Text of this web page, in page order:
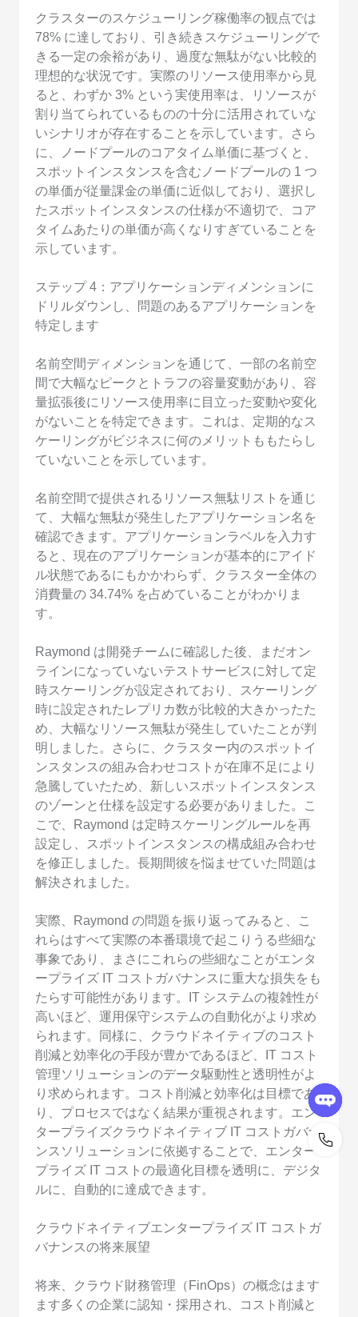
クラスターのスケジューリング稼働率の観点では
78% に達しており、引き続きスケジューリングで
きる一定の余裕があり、過度な無駄がない比較的
理想的な状況です。実際のリソース使用率から見
ると、わずか 3% という実使用率は、リソースが
割り当てられているものの十分に活用されていな
いシナリオが存在することを示しています。さら
に、ノードプールのコアタイム単価に基づくと、
スポットインスタンスを含むノードプールの 1 つ
の単価が従量課金の単価に近似しており、選択し
たスポットインスタンスの仕様が不適切で、コア
タイムあたりの単価が高くなりすぎていることを
示しています。
ステップ 4：アプリケーションディメンションに
ドリルダウンし、問題のあるアプリケーションを
特定します
名前空間ディメンションを通じて、一部の名前空
間で大幅なピークとトラフの容量変動があり、容
量拡張後にリソース使用率に目立った変動や変化
がないことを特定できます。これは、定期的なス
ケーリングがビジネスに何のメリットももたらし
ていないことを示しています。
名前空間で提供されるリソース無駄リストを通じ
て、大幅な無駄が発生したアプリケーション名を
確認できます。アプリケーションラベルを入力す
ると、現在のアプリケーションが基本的にアイド
ル状態であるにもかかわらず、クラスター全体の
消費量の 34.74% を占めていることがわかりま
す。
Raymond は開発チームに確認した後、まだオン
ラインになっていないテストサービスに対して定
時スケーリングが設定されており、スケーリング
時に設定されたレプリカ数が比較的大きかったた
め、大幅なリソース無駄が発生していたことが判
明しました。さらに、クラスター内のスポットイ
ンスタンスの組み合わせコストが在庫不足により
急騰していたため、新しいスポットインスタンス
のゾーンと仕様を設定する必要がありました。こ
こで、Raymond は定時スケーリングルールを再
設定し、スポットインスタンスの構成組み合わせ
を修正しました。長期間彼を悩ませていた問題は
解決されました。
実際、Raymond の問題を振り返ってみると、こ
れらはすべて実際の本番環境で起こりうる些細な
事象であり、まさにこれらの些細なことがエンタ
ープライズ IT コストガバナンスに重大な損失をも
たらす可能性があります。IT システムの複雑性が
高いほど、運用保守システムの自動化がより求め
られます。同様に、クラウドネイティブのコスト
削減と効率化の手段が豊かであるほど、IT コスト
管理ソリューションのデータ駆動性と透明性がよ
り求められます。コスト削減と効率化は目標であ
り、プロセスではなく結果が重視されます。エン
タープライズクラウドネイティブ IT コストガバナ
ンスソリューションに依拠することで、エンター
プライズ IT コストの最適化目標を透明に、デジタ
ルに、自動的に達成できます。
クラウドネイティブエンタープライズ IT コストガ
バナンスの将来展望
将来、クラウド財務管理（FinOps）の概念はます
ます多くの企業に認知・採用され、コスト削減と